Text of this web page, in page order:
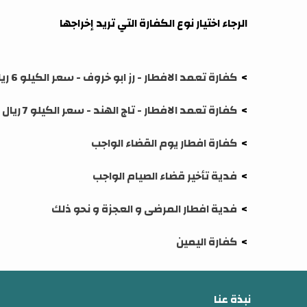
الرجاء اختيار نوع الكفارة التي تريد إخراجها
> كفارة تعمد الافطار - رز ابو خروف - سعر الكيلو 6 ريال
> كفارة تعمد الافطار - تاج الهند - سعر الكيلو 7 ريال
> كفارة افطار يوم القضاء الواجب
> فدية تأخير قضاء الصيام الواجب
> فدية افطار المرضى و العجزة و نحو ذلك
> كفارة اليمين
نبذة عنا